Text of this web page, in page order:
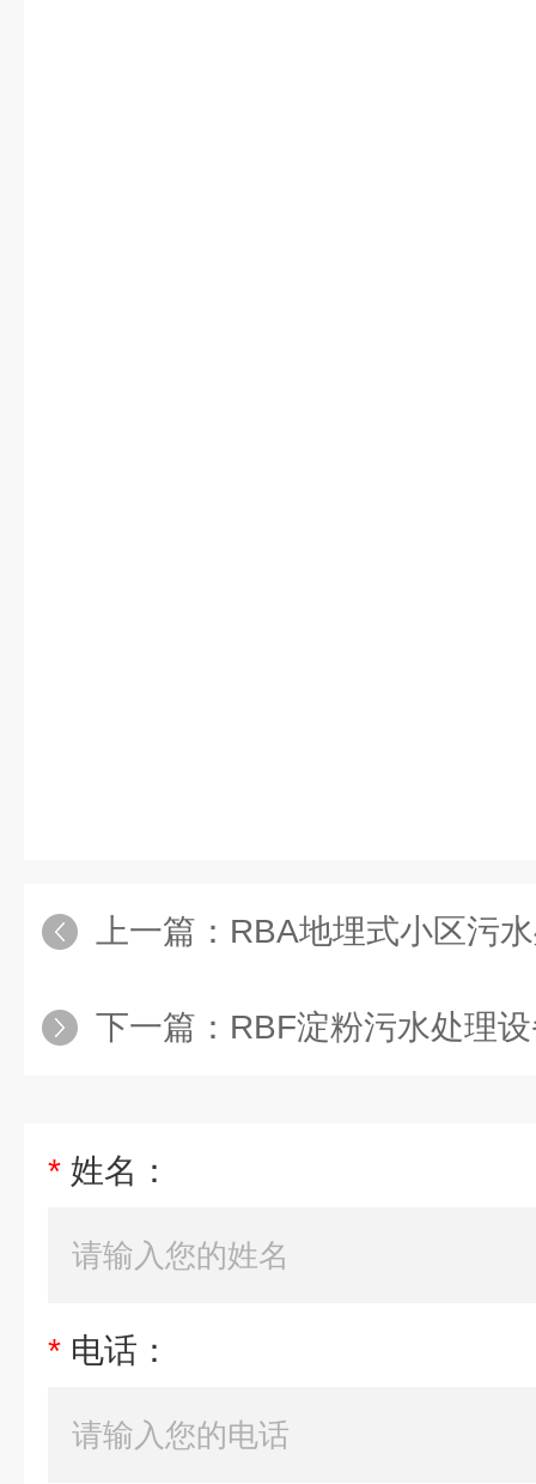
上一篇： RBA地埋式小区污
下一篇： RBF淀粉污水处理设备工
* 姓名：
* 电话：